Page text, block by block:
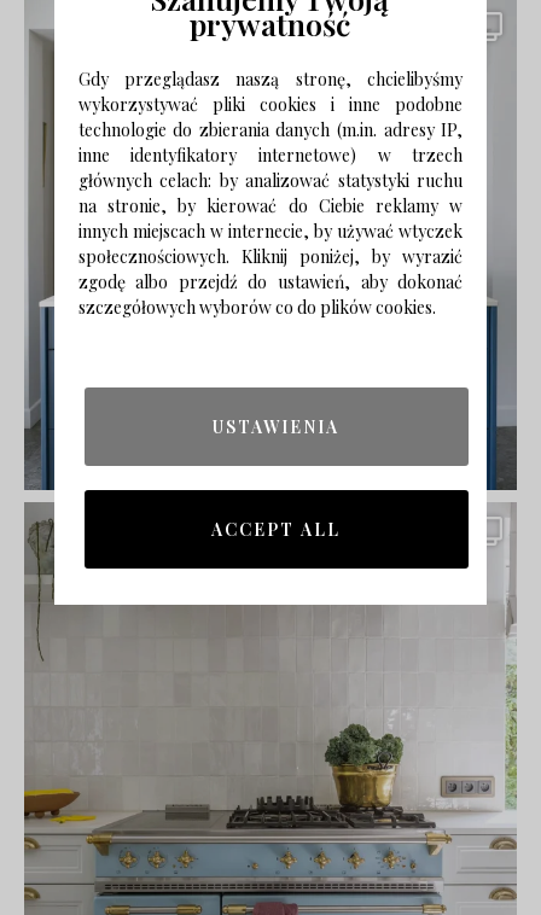
prywatność
Gdy przeglądasz naszą stronę, chcielibyśmy
wykorzystywać pliki cookies i inne podobne
technologie do zbierania danych (m.in. adresy IP,
inne identyfikatory internetowe) w trzech
głównych celach: by analizować statystyki ruchu
na stronie, by kierować do Ciebie reklamy w
innych miejscach w internecie, by używać wtyczek
społecznościowych. Kliknij poniżej, by wyrazić
zgodę albo przejdź do ustawień, aby dokonać
szczegółowych wyborów co do plików cookies.
USTAWIENIA
ACCEPT ALL